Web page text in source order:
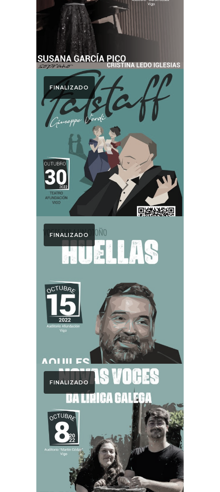
Otoño Lírico 2023
FALSTAFF. Otoño
Lírico 2022
Otoño Lírico
FINALIZADO
Huellas. Otoño
Lírico 2022
FINALIZADO
Novas Voces.
Otoño Lírico 2022
Otoño Lírico
FINALIZADO